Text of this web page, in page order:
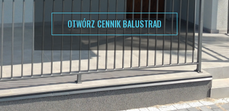
Zamów teraz, promocja dostępna
jeszcze tylko kilka dni
ZOBACZ PROMOCJĘ !!!